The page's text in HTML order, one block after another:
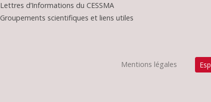
Lettres d’Informations du CESSMA
Groupements scientifiques et liens utiles
Mentions légales